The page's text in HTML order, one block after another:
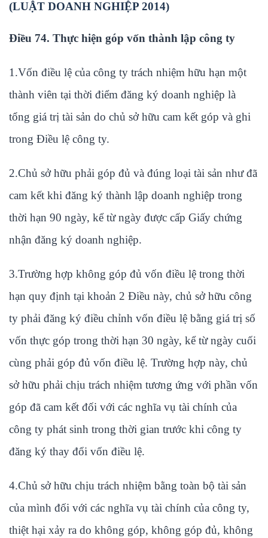
(LUẬT DOANH NGHIỆP 2014)
Điều 74. Thực hiện góp vốn thành lập công ty
1.Vốn điều lệ của công ty trách nhiệm hữu hạn một
thành viên tại thời điểm đăng ký doanh nghiệp là
tổng giá trị tài sản do chủ sở hữu cam kết góp và ghi
trong Điều lệ công ty.
2.Chủ sở hữu phải góp đủ và đúng loại tài sản như đã
cam kết khi đăng ký thành lập doanh nghiệp trong
thời hạn 90 ngày, kể từ ngày được cấp Giấy chứng
nhận đăng ký doanh nghiệp.
3.Trường hợp không góp đủ vốn điều lệ trong thời
hạn quy định tại khoản 2 Điều này, chủ sở hữu công
ty phải đăng ký điều chỉnh vốn điều lệ bằng giá trị số
vốn thực góp trong thời hạn 30 ngày, kể từ ngày cuối
cùng phải góp đủ vốn điều lệ. Trường hợp này, chủ
sở hữu phải chịu trách nhiệm tương ứng với phần vốn
góp đã cam kết đối với các nghĩa vụ tài chính của
công ty phát sinh trong thời gian trước khi công ty
đăng ký thay đổi vốn điều lệ.
4.Chủ sở hữu chịu trách nhiệm bằng toàn bộ tài sản
của mình đối với các nghĩa vụ tài chính của công ty,
thiệt hại xảy ra do không góp, không góp đủ, không